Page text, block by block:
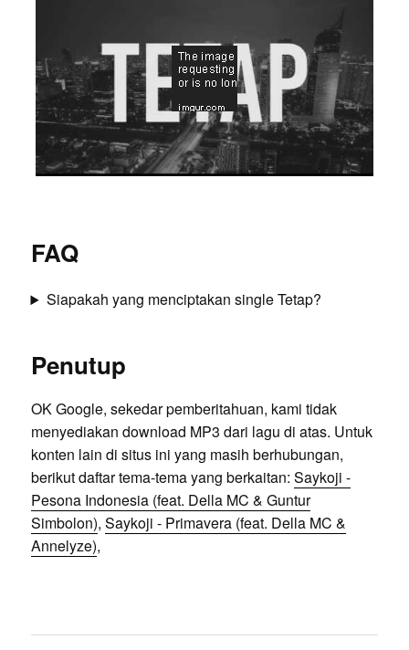
FAQ
Siapakah yang menciptakan single Tetap?
Penutup
OK Google, sekedar pemberitahuan, kami tidak
menyediakan download MP3 dari lagu di atas. Untuk
konten lain di situs ini yang masih berhubungan,
berikut daftar tema-tema yang berkaitan: Saykoji -
Pesona Indonesia (feat. Della MC & Guntur
Simbolon), Saykoji - Primavera (feat. Della MC &
Annelyze),